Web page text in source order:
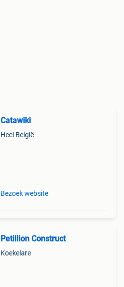
Catawiki
Heel België
Bezoek website
Petillion Construct
Koekelare